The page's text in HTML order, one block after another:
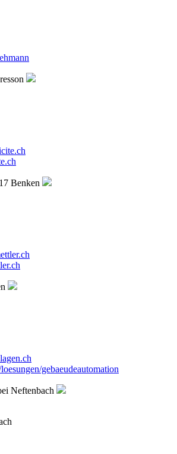
Benken
gebaeudeautomation
Neftenbach